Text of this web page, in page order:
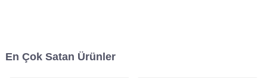
En Çok Satan Ürünler